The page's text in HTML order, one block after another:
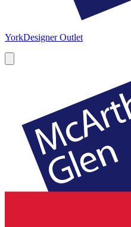
YorkDesigner Outlet